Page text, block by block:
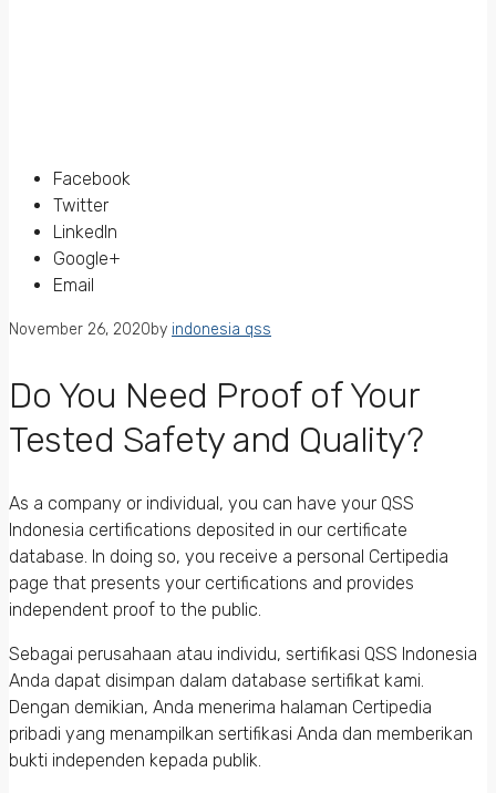
Facebook
Twitter
LinkedIn
Google+
Email
November 26, 2020by indonesia qss
Do You Need Proof of Your
Tested Safety and Quality?
As a company or individual, you can have your QSS
Indonesia certifications deposited in our certificate
database. In doing so, you receive a personal Certipedia
page that presents your certifications and provides
independent proof to the public.
Sebagai perusahaan atau individu, sertifikasi QSS Indonesia
Anda dapat disimpan dalam database sertifikat kami.
Dengan demikian, Anda menerima halaman Certipedia
pribadi yang menampilkan sertifikasi Anda dan memberikan
bukti independen kepada publik.